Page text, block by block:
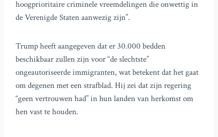
hoogprioritaire criminele vreemdelingen die onwettig in
de Verenigde Staten aanwezig zijn”.
Trump heeft aangegeven dat er 30.000 bedden
beschikbaar zullen zijn voor “de slechtste”
ongeautoriseerde immigranten, wat betekent dat het gaat
om degenen met een strafblad. Hij zei dat zijn regering
“geen vertrouwen had” in hun landen van herkomst om
hen vast te houden.